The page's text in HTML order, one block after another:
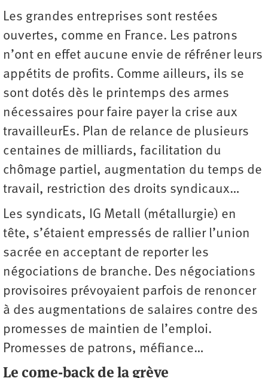
Les grandes entreprises sont restées
ouvertes, comme en France. Les patrons
n’ont en effet aucune envie de réfréner leurs
appétits de profits. Comme ailleurs, ils se
sont dotés dès le printemps des armes
nécessaires pour faire payer la crise aux
travailleurEs. Plan de relance de plusieurs
centaines de milliards, facilitation du
chômage partiel, augmentation du temps de
travail, restriction des droits syndicaux…
Les syndicats, IG Metall (métallurgie) en
tête, s’étaient empressés de rallier l’union
sacrée en acceptant de reporter les
négociations de branche. Des négociations
provisoires prévoyaient parfois de renoncer
à des augmentations de salaires contre des
promesses de maintien de l’emploi.
Promesses de patrons, méfiance…
Le come-back de la grève